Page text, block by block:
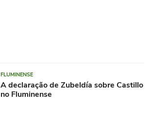
FLUMINENSE
A declaração de Zubeldía sobre Castillo
no Fluminense